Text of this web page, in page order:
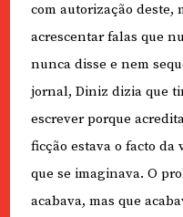
com autorização deste,
acrescentar falas que
nunca disse e nem
jornal, Diniz dizia que
escrever porque
ficção estava o facto da
que se imaginava. O
acabava, mas que